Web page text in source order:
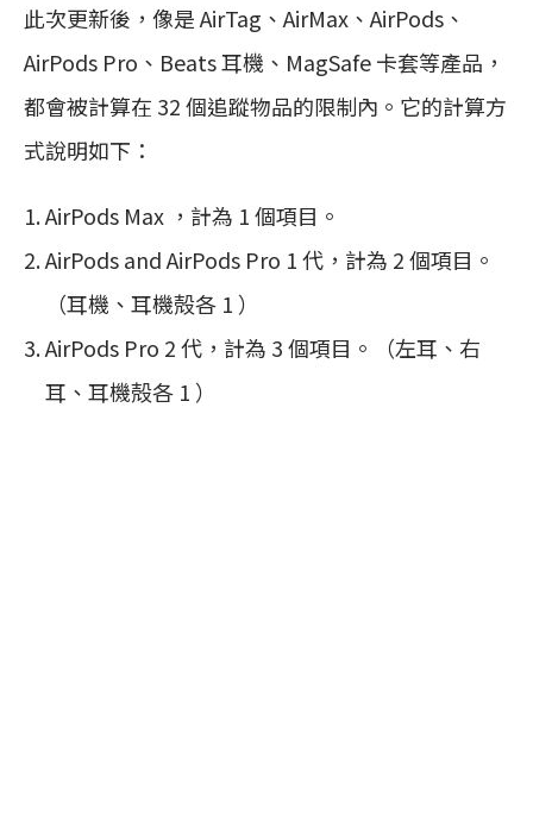
此次更新後，像是 AirTag、AirMax、AirPods、
AirPods Pro、Beats 耳機、MagSafe 卡套等產品，
都會被計算在 32 個追蹤物品的限制內。它的計算方
式說明如下：
AirPods Max ，計為 1 個項目。
AirPods and AirPods Pro 1 代，計為 2 個項目。
（耳機、耳機殻各 1 ）
AirPods Pro 2 代，計為 3 個項目。（左耳、右
耳、耳機殻各 1 ）